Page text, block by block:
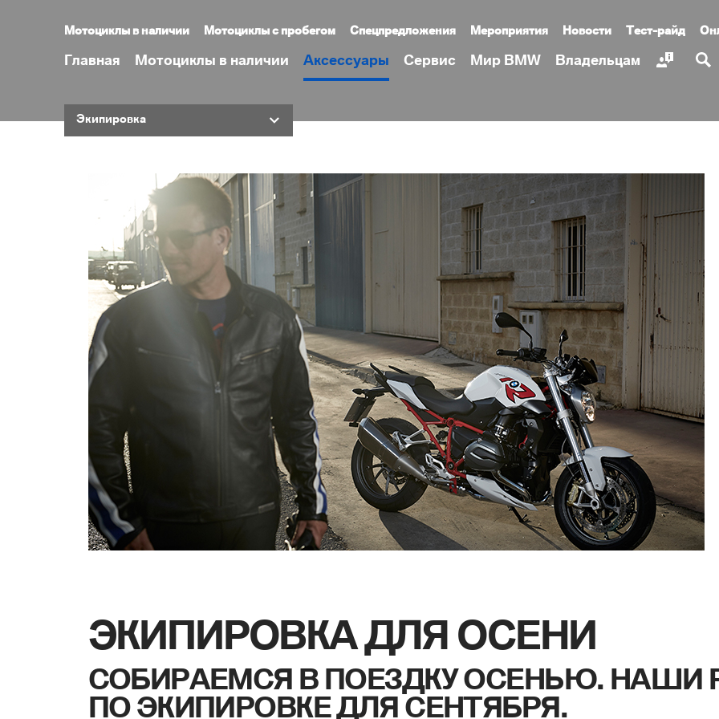
Главная Мотоциклы в наличии Аксессуары Сервис Мир BMW Владельцам
Мотоциклы в наличии Мотоциклы с пробегом Спецпредложения Мероприятия Новости Тест-райд
АВТО-АВАНГАРД
Официальный дилер BMW
+7 (495) 154-86-97
ГРАФИК РАБОТЫ
с 8:00 до 22:00
Экипировка
ЭКИПИРОВКА ДЛЯ ОСЕНИ
СОБИРАЕМСЯ В ПОЕЗДКУ ОСЕНЬЮ. НАШИ
ПО ЭКИПИРОВКЕ ДЛЯ СЕНТЯБРЯ.